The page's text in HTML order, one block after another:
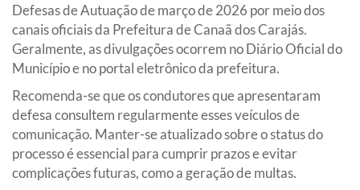
Defesas de Autuação de março de 2026 por meio dos
canais oficiais da Prefeitura de Canaã dos Carajás.
Geralmente, as divulgações ocorrem no Diário Oficial do
Município e no portal eletrônico da prefeitura.
Recomenda-se que os condutores que apresentaram
defesa consultem regularmente esses veículos de
comunicação. Manter-se atualizado sobre o status do
processo é essencial para cumprir prazos e evitar
complicações futuras, como a geração de multas.